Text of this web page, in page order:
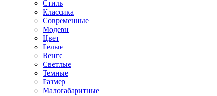
Стиль
Классика
Современные
Модерн
Цвет
Белые
Венге
Светлые
Темные
Размер
Малогабаритные